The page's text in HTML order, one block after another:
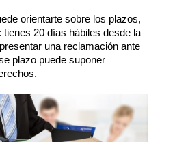
orientarte sobre los plazos,
20 días hábiles desde la
una reclamación ante
plazo puede suponer